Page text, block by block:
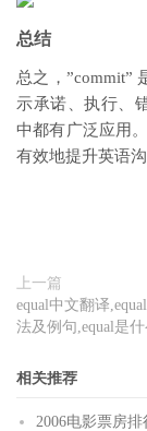
总结
总之，”commit”
示承诺、执行、
中都有广泛应用
有效地提升英语
上一篇
equal中文翻译
法及例句,equal是
相关推荐
2006电影票房